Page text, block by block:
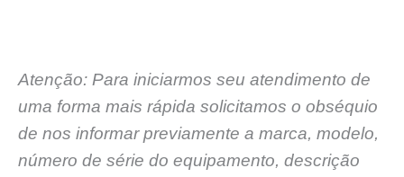
Atenção: Para iniciarmos seu atendimento de
uma forma mais rápida solicitamos o obséquio
de nos informar previamente a marca, modelo,
número de série do equipamento, descrição